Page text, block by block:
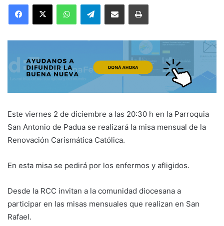
Telegram
Este viernes 2 de diciembre a las 20:30 h en la Parroquia
San Antonio de Padua se realizará la misa mensual de la
Renovación Carismática Católica.
En esta misa se pedirá por los enfermos y afligidos.
Desde la RCC invitan a la comunidad diocesana a
participar en las misas mensuales que realizan en San
Rafael.